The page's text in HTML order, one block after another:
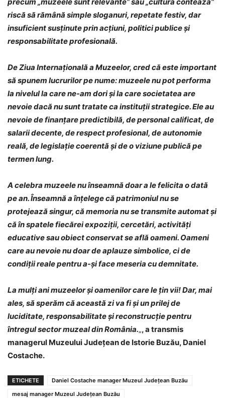
riscă să rămână simple sloganuri, repetate festiv, dar
insuficient susținute prin acțiuni, politici publice și
responsabilitate profesională.
De Ziua Internațională a Muzeelor, cred că este important
să spunem lucrurilor pe nume: muzeele nu pot performa
la nivelul la care ne-am dori și la care societatea are
nevoie dacă nu sunt tratate ca instituții strategice. Ele au
nevoie de finanțare predictibilă, de personal calificat, de
salarii decente, de respect profesional, de autonomie
reală, de legislație coerentă și de o viziune publică pe
termen lung.
A celebra muzeele nu înseamnă doar a le felicita o dată
pe an. Înseamnă a înțelege că patrimoniul nu se
protejează singur, că memoria nu se transmite automat și
că în spatele fiecărei expoziții, cercetări, activități
educative sau obiect conservat se află oameni. Oameni
care au nevoie nu doar de aplauze simbolice, ci de
condiții reale pentru a-și face meseria cu demnitate.
La mulți ani muzeelor și oamenilor care le țin vii! Dar, mai
ales, să sperăm că această zi va fi și un prilej de
luciditate, responsabilitate și reconstrucție pentru
întregul sector muzeal din România.„, a transmis
managerul Muzeului Județean de Istorie Buzău, Daniel
Costache.
ETICHETE
Daniel Costache manager Muzeul Județean Buzău
mesaj manager Muzeul Județean Buzău